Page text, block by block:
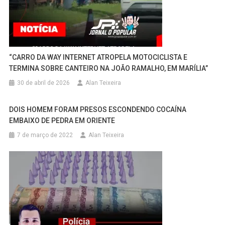
“CARRO DA WAY INTERNET ATROPELA MOTOCICLISTA E
TERMINA SOBRE CANTEIRO NA JOÃO RAMALHO, EM MARÍLIA”
30 de abril de 2026 Alan Teixeira
DOIS HOMEM FORAM PRESOS ESCONDENDO COCAÍNA
EMBAIXO DE PEDRA EM ORIENTE
7 de março de 2022 Alan Teixeira